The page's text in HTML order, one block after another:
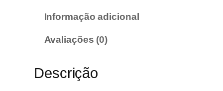
o
Informação adicional
Avaliações (0)
Descrição